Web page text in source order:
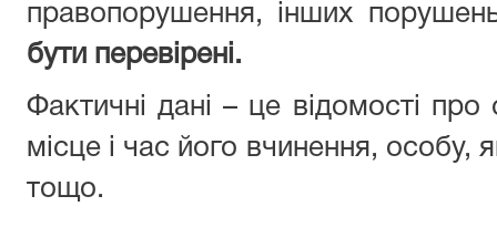
правопорушення, інших
бути перевірені.
Фактичні дані – це відомості
місце і час його вчинення,
тощо.